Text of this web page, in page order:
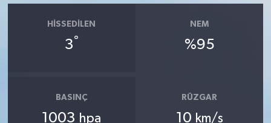
HISSEDILEN
3°
NEM
%95
BASINÇ
1003 hpa
RÜZGAR
10 km/s